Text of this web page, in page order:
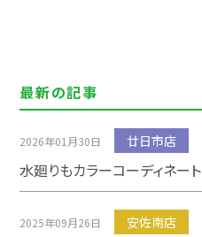
最新の記事
2026年01月30日 廿日市店
水廻りもカラーコーディネート
2025年09月26日 安佐南店